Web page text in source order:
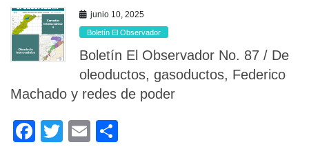
junio 10, 2025
Boletín El Observador
Boletín El Observador No. 87 / De
oleoductos, gasoductos, Federico
Machado y redes de poder
F
T
E